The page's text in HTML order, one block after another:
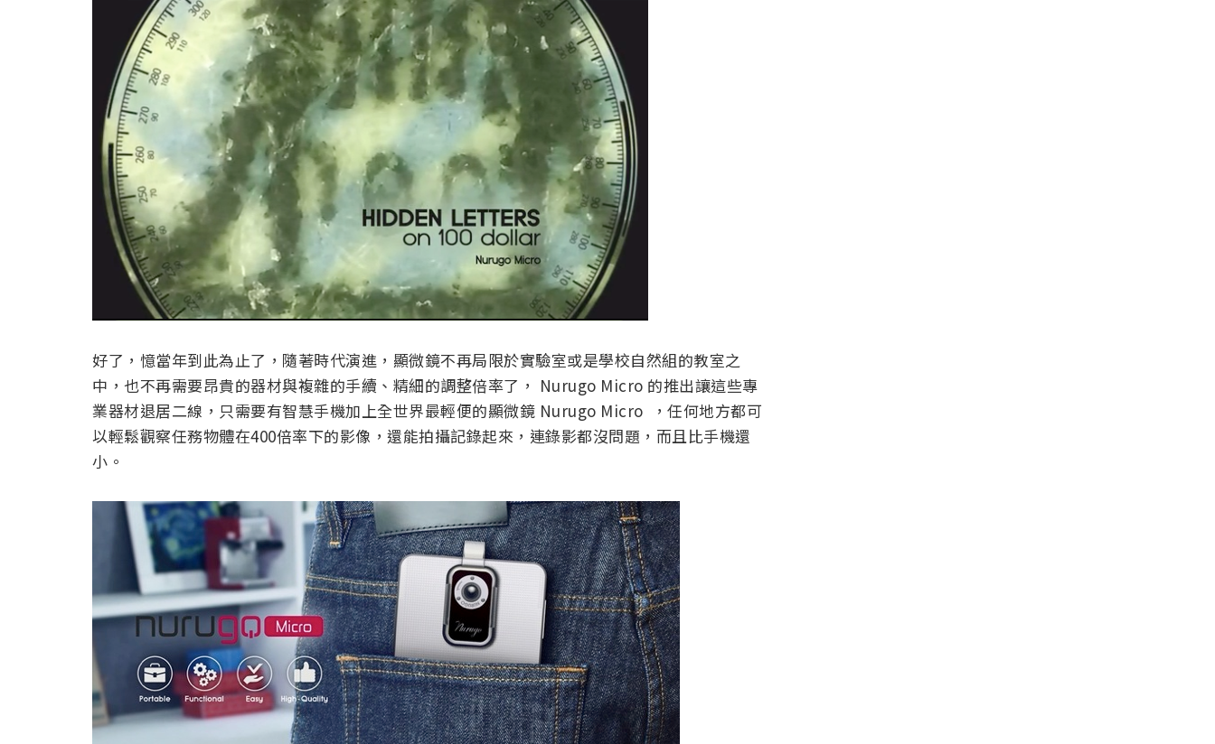
好了，憶當年到此為止了，隨著時代演進，顯微鏡不再局限於實驗室或是學校自然組的教室之
中，也不再需要昂貴的器材與複雜的手續、精細的調整倍率了， Nurugo Micro 的推出讓這些專
業器材退居二線，只需要有智慧手機加上全世界最輕便的顯微鏡 Nurugo Micro ，任何地方都可
以輕鬆觀察任務物體在400倍率下的影像，還能拍攝記錄起來，連錄影都沒問題，而且比手機還
小。